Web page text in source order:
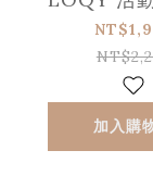
列 l 鑄鋼
加入購